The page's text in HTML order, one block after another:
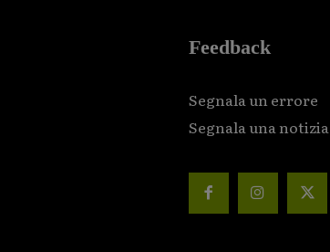
Feedback
Segnala un errore
Segnala una notizia